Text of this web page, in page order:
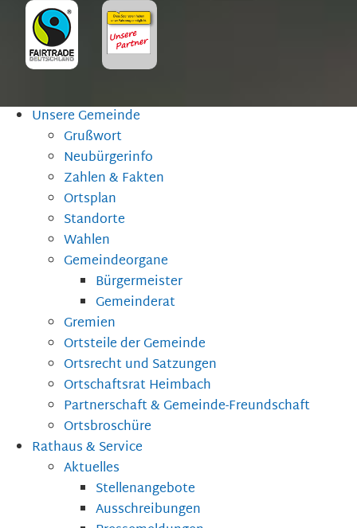
Unsere Gemeinde
Grußwort
Neubürgerinfo
Zahlen & Fakten
Ortsplan
Standorte
Wahlen
Gemeindeorgane
Bürgermeister
Gemeinderat
Gremien
Ortsteile der Gemeinde
Ortsrecht und Satzungen
Ortschaftsrat Heimbach
Partnerschaft & Gemeinde-Freundschaft
Ortsbroschüre
Rathaus & Service
Aktuelles
Stellenangebote
Ausschreibungen